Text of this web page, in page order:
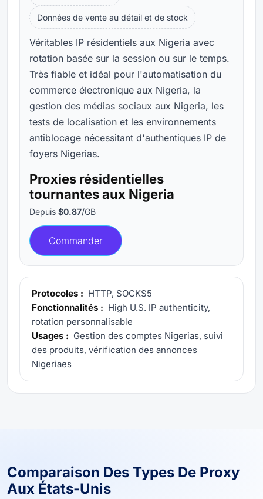
Données de vente au détail et de stock
Véritables IP résidentiels aux Nigeria avec
rotation basée sur la session ou sur le temps.
Très fiable et idéal pour l'automatisation du
commerce électronique aux Nigeria, la
gestion des médias sociaux aux Nigeria, les
tests de localisation et les environnements
antiblocage nécessitant d'authentiques IP de
foyers Nigerias.
Proxies résidentielles
tournantes aux Nigeria
Depuis $0.87/GB
Commander
Protocoles : HTTP, SOCKS5
Fonctionnalités : High U.S. IP authenticity,
rotation personnalisable
Usages : Gestion des comptes Nigerias, suivi
des produits, vérification des annonces
Nigeriaes
Comparaison Des Types De Proxy
Aux États-Unis